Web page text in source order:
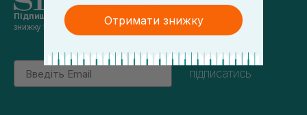
Підпишись на наші новинита отримуй
знижку 5% на перше замовлення
Email
підписатись
Отримати знижку